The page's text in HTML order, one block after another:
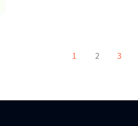
1 2 3